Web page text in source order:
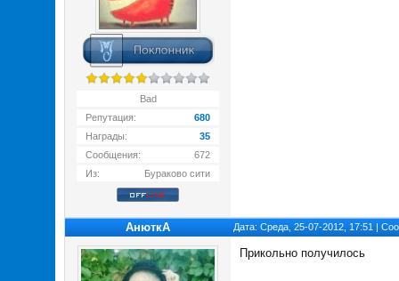
Bad
Репутация:
680
Награды:
35
Сообщения:
672
Из:
Бураково сити
АнюткA Дата: Среда, 25-07-2012, 17:51 |
Прикольно получилось